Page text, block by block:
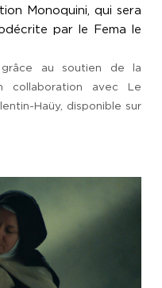
Monoquini, qui sera
par le Fema le
grâce au soutien de la
collaboration avec Le
Haüy, disponible sur